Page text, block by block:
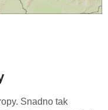
Snadno tak